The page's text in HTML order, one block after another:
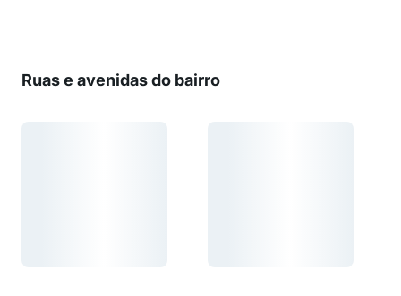
Ruas e avenidas do bairro